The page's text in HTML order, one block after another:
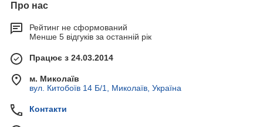
Про нас
Рейтинг не сформований
Менше 5 відгуків за останній рік
Працює з 24.03.2014
м. Миколаїв
вул. Китобоїв 14 Б/1, Миколаїв, Україна
Контакти